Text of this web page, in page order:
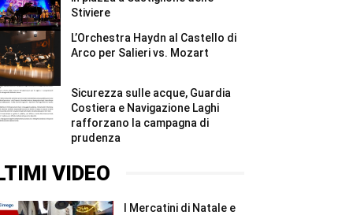
Stiviere
L’Orchestra Haydn al Castello di
Arco per Salieri vs. Mozart
Sicurezza sulle acque, Guardia
Costiera e Navigazione Laghi
rafforzano la campagna di
prudenza
VIDEO
I Mercatini di Natale e